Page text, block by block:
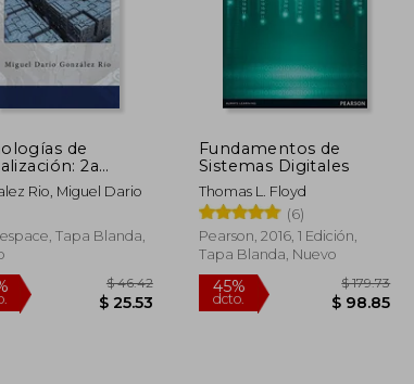
de
2a
Rio, Miguel Dario
Tapa Blanda,
Fundamentos de
Sistemas Digitales
Thomas L. Floyd
(6)
Pearson, 2016, 1 Edición,
Tapa Blanda, Nuevo